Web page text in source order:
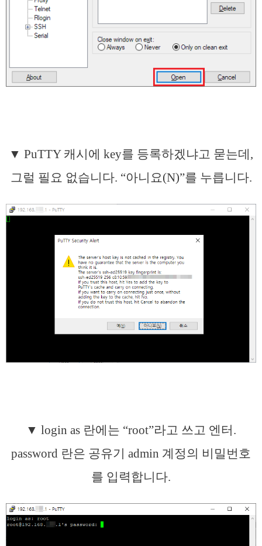
▼ PuTTY 캐시에 key를 등록하겠냐고 묻는데,
그럴 필요 없습니다. “아니요(N)”를 누릅니다.
▼ login as 란에는 “root”라고 쓰고 엔터.
password 란은 공유기 admin 계정의 비밀번호
를 입력합니다.